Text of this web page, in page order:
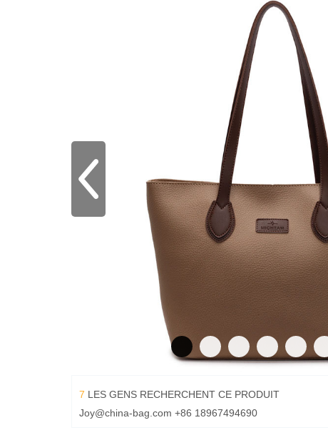
7 LES GENS RECHERCHENT CE PRODUIT
Joy@china-bag.com +86 18967494690